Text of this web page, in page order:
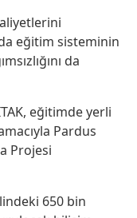
eğitim sisteminin
da
eğitimde yerli
Pardus
Projesi
650 bin